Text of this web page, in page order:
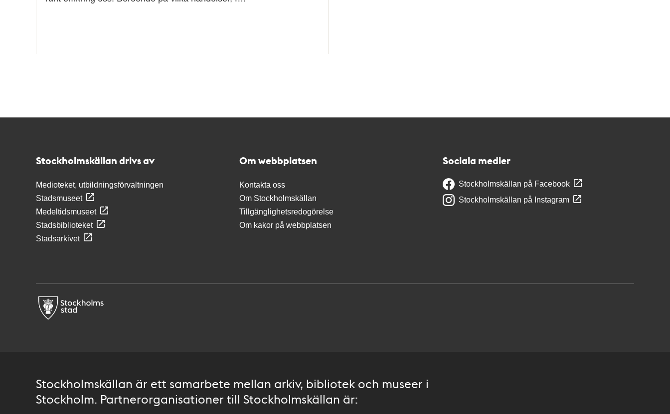
Stockholmskällan drivs av
Medioteket, utbildningsförvaltningen
Stadsmuseet
Medeltidsmuseet
Stadsbiblioteket
Stadsarkivet
Om webbplatsen
Kontakta oss
Om Stockholmskällan
Tillgänglighetsredogörelse
Om kakor på webbplatsen
Sociala medier
Stockholmskällan på Facebook
Stockholmskällan på Instagram
Stockholmskällan är ett samarbete mellan arkiv, bibliotek och museer i
Stockholm. Partnerorganisationer till Stockholmskällan är: